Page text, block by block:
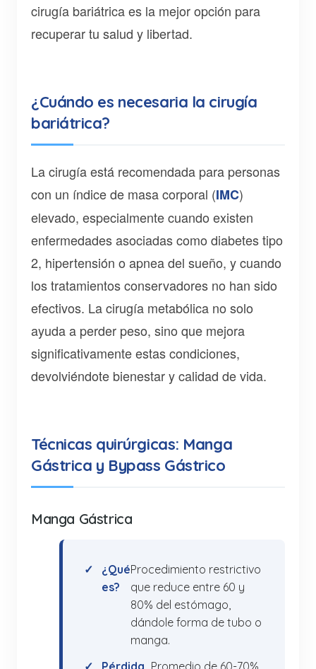
cirugía bariátrica es la mejor opción para
recuperar tu salud y libertad.
¿Cuándo es necesaria la cirugía
bariátrica?
La cirugía está recomendada para personas
con un índice de masa corporal (IMC)
elevado, especialmente cuando existen
enfermedades asociadas como diabetes tipo
2, hipertensión o apnea del sueño, y cuando
los tratamientos conservadores no han sido
efectivos. La cirugía metabólica no solo
ayuda a perder peso, sino que mejora
significativamente estas condiciones,
devolviéndote bienestar y calidad de vida.
Técnicas quirúrgicas: Manga
Gástrica y Bypass Gástrico
Manga Gástrica
¿Qué
es?
Procedimiento restrictivo
que reduce entre 60 y
80% del estómago,
dándole forma de tubo o
manga.